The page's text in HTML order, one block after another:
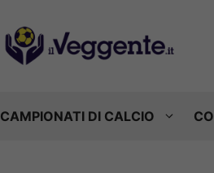
CAMPIONATI DI CALCIO